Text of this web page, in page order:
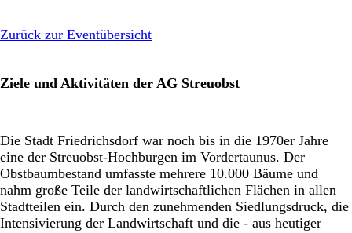
Zurück zur Eventübersicht
Ziele und Aktivitäten der AG Streuobst
Die Stadt Friedrichsdorf war noch bis in die 1970er Jahre
eine der Streuobst-Hochburgen im Vordertaunus. Der
Obstbaumbestand umfasste mehrere 10.000 Bäume und
nahm große Teile der landwirtschaftlichen Flächen in allen
Stadtteilen ein. Durch den zunehmenden Siedlungsdruck, die
Intensivierung der Landwirtschaft und die - aus heutiger